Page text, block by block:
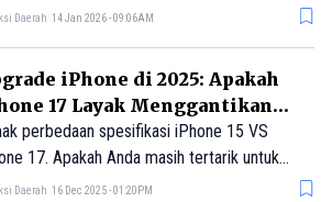
ada beberapa model HP yang mirip
Daerah 14 Jan 2026 - 09:06AM
iPhone di 2025: Apakah
17 Layak Menggantikan
15?
perbedaan spesifikasi iPhone 15 VS
17. Apakah Anda masih tertarik untuk
ke iPhone 17 in this economy?
Daerah 16 Dec 2025 - 01:20PM